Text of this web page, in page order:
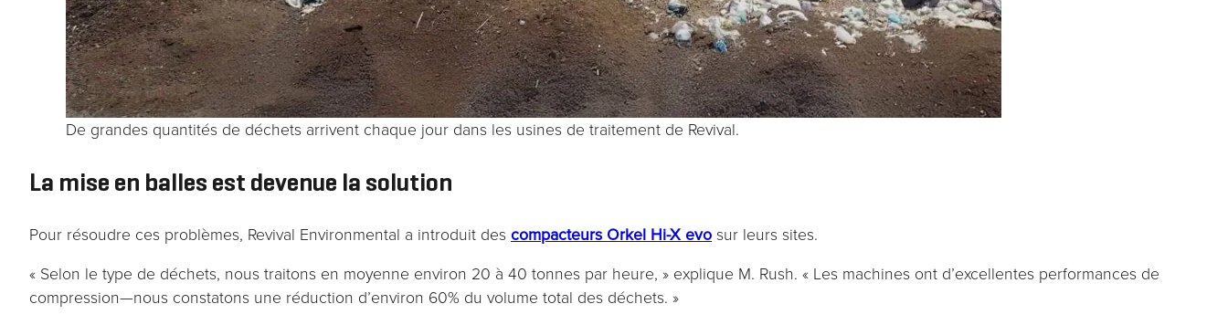
De grandes quantités de déchets arrivent chaque jour dans les usines de traitement de Revival.
La mise en balles est devenue la solution
Pour résoudre ces problèmes, Revival Environmental a introduit des compacteurs Orkel Hi-X evo sur leurs sites.
« Selon le type de déchets, nous traitons en moyenne environ 20 à 40 tonnes par heure, » explique M. Rush. « Les machines ont d’excellentes performances de
compression—nous constatons une réduction d’environ 60% du volume total des déchets. »